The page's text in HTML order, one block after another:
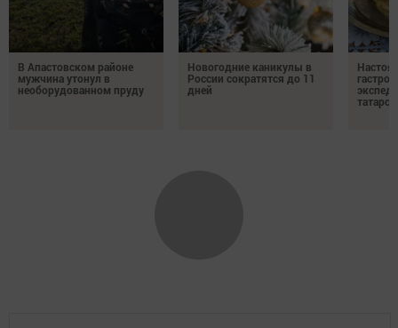
В Апастовском районе
мужчина утонул в
необорудованном пруду
Новогодние каникулы в
России сократятся до 11
дней